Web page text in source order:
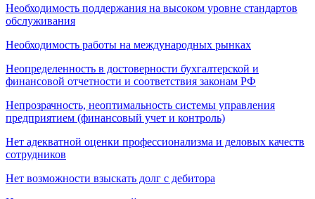
Необходимость поддержания на высоком уровне стандартов
обслуживания
Необходимость работы на международных рынках
Неопределенность в достоверности бухгалтерской и
финансовой отчетности и соответствия законам РФ
Непрозрачность, неоптимальность системы управления
предприятием (финансовый учет и контроль)
Нет адекватной оценки профессионализма и деловых качеств
сотрудников
Нет возможности взыскать долг с дебитора